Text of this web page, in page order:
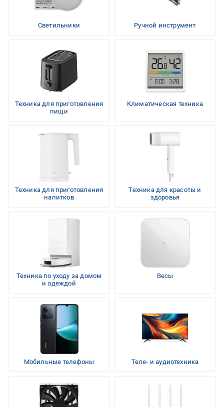
Светильники Ручной инструмент
Техника для приготовления
пищи
Климатическая техника
Техника для приготовления
напитков
Техника для красоты и
здоровья
Техника по уходу за домом
и одеждой
Весы
Мобильные телефоны Теле- и аудиотехника